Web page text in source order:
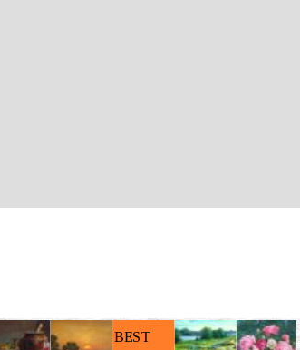
BEST